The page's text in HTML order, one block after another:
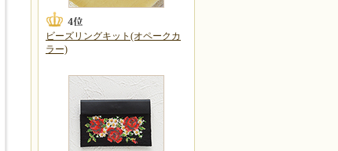
ビーズリングキット(オペークカ
ラー)